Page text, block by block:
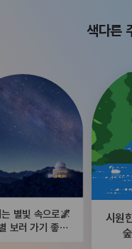
색다른
별빛 속으로🌌
보러 가기 좋은
시원